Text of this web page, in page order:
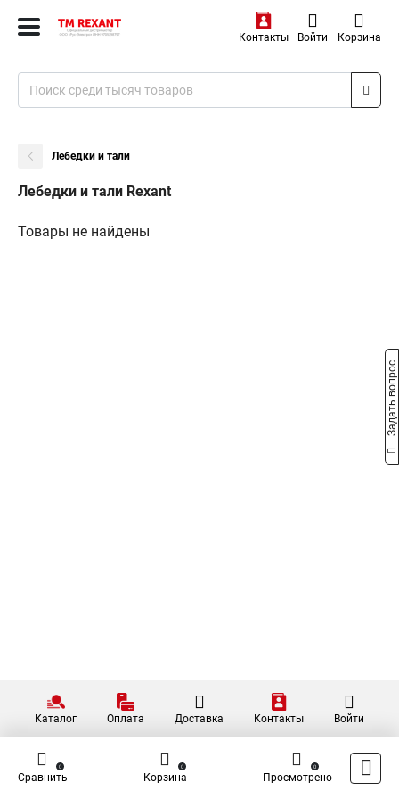
Контакты Войти Корзина
Лебедки и тали
Лебедки и тали Rexant
Товары не найдены
Каталог Оплата Доставка Контакты Войти
Сравнить
0
Корзина
0
Просмотрено
0
Задать вопрос